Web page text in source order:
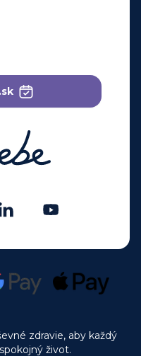
zdravie, aby každý
život.